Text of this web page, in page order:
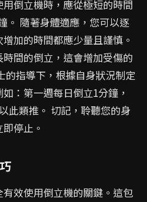
倒立機時，應從極短的時間
。 隨著身體適應，您可以逐
加的時間都應少量且謹慎。
間的倒立，這會增加受傷的
的指導下，根據自身狀況制定
：第一週每日倒立1分鐘，
此類推。 切記，聆聽您的身
停止。
效使用倒立機的關鍵。這包